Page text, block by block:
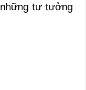
tư tưởng